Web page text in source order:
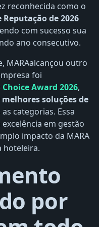
reconhecida como o
de 2026
com sucesso sua
ano consecutivo.
MARAalcançou outro
foi
Award 2026,
melhores soluções de
categorias. Essa
em gestão
impacto da MARA
hoteleira.
por